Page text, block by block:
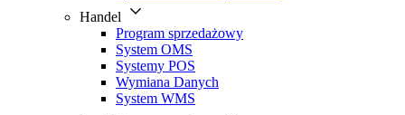
Handel
Program sprzedażowy
System OMS
Systemy POS
Wymiana Danych
System WMS